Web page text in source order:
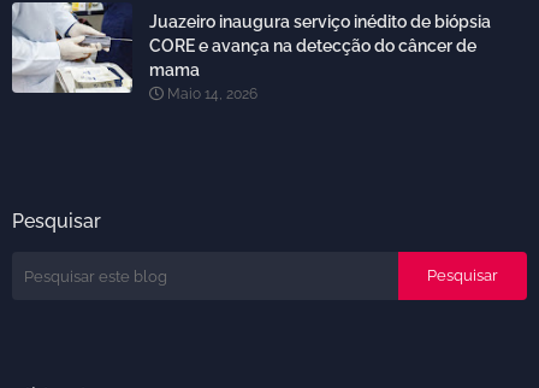
Juazeiro inaugura serviço inédito de biópsia
CORE e avança na detecção do câncer de
mama
Maio 14, 2026
Pesquisar